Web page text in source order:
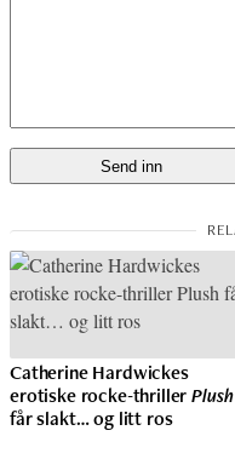
Catherine Hardwickes
erotiske rocke-thrillerPlush
får slakt… og litt ros